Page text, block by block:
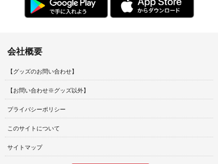
会社概要
【グッズのお問い合わせ】
【お問い合わせ※グッズ以外】
プライバシーポリシー
このサイトについて
サイトマップ